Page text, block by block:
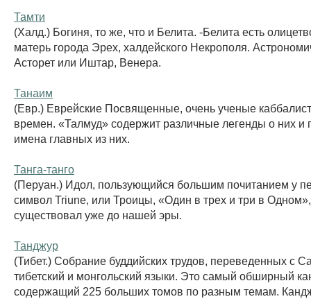
Тамти
(Халд.) Богиня, то же, что и Белита. -Белита есть
матерь города Эрех, халдейского Некрополя.
Асторет или Иштар, Венера.
Танаим
(Евр.) Еврейские Посвященные, очень ученые
времен. «Талмуд» содержит различные легенды о них и
имена главных из них.
Танга-танго
(Перуан.) Идол, пользующийся большим почитанием у
символ Triune, или Троицы, «Один в трех и три в
существовал уже до нашей эры.
Танджур
(Тибет.) Собрание буддийских трудов, переведенных с
тибетский и монгольский языки. Это самый обширный
содержащий 225 больших томов по разным темам.